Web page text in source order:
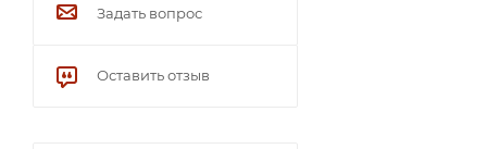
Задать вопрос
Оставить отзыв